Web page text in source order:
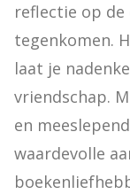
reflectie op de
tegenkomen.
laat je
vriendschap.
en
waardevolle